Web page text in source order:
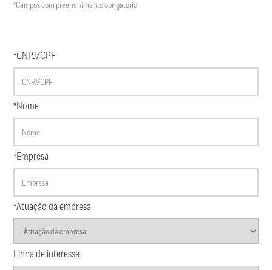
*Campos com preenchimento obrigatório
*CNPJ/CPF
*Nome
*Empresa
*Atuação da empresa
Linha de interesse